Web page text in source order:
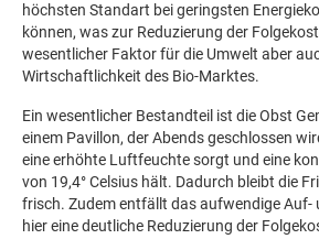
höchsten Standart bei geringsten
können, was zur Reduzierung der
wesentlicher Faktor für die Umwelt aber
Wirtschaftlichkeit des Bio-Marktes.
Ein wesentlicher Bestandteil ist die Obst
einem Pavillon, der Abends geschlossen
eine erhöhte Luftfeuchte sorgt und eine
von 19,4° Celsius hält. Dadurch bleibt die
frisch. Zudem entfällt das aufwendige Auf-
hier eine deutliche Reduzierung der